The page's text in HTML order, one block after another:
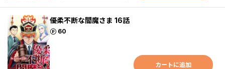
優柔不断な閻魔さま 16話
60
ポイント
カートに追加